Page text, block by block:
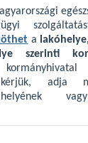
a
szerinti
kérjük, adja
vagy